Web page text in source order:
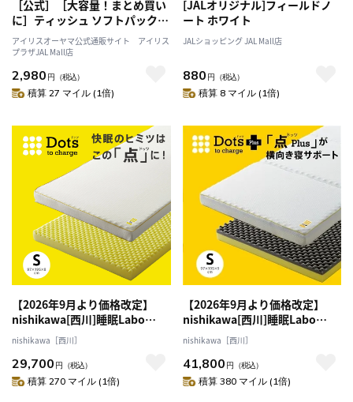
［公式］［大容量！まとめ買い
に］ティッシュ ソフトパックテ
ィッシュ 40パック 送料無料 ア
イリスオーヤマ
アイリスオーヤマ公式通販サイト アイリス
プラザJAL Mall店
2,980 円 （税込）
積算 27 マイル (1倍)
[JALオリジナル]フィールドノ
ート ホワイト
JALショッピング JAL Mall店
880 円 （税込）
積算 8 マイル (1倍)
【2026年9月より価格改定】
nishikawa[西川]睡眠Labo
Dotsヘルシーマットレス シン
グルサイズ 送料込み
nishikawa［西川］
29,700 円 （税込）
積算 270 マイル (1倍)
【2026年9月より価格改定】
nishikawa[西川]睡眠Labo
Dots Plusヘルシーマットレス
シングルサイズ 送料込み
nishikawa［西川］
41,800 円 （税込）
積算 380 マイル (1倍)